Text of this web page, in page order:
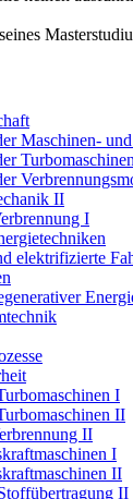
Maschinen-
Turbomaschinen
II
I
elektrifizierte
I
II
II
I
II
II